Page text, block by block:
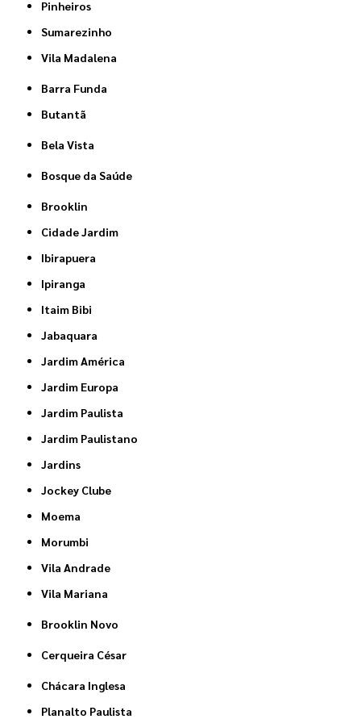
Pinheiros
Sumarezinho
Vila Madalena
Barra Funda
Butantã
Bela Vista
Bosque da Saúde
Brooklin
Cidade Jardim
Ibirapuera
Ipiranga
Itaim Bibi
Jabaquara
Jardim América
Jardim Europa
Jardim Paulista
Jardim Paulistano
Jardins
Jockey Clube
Moema
Morumbi
Vila Andrade
Vila Mariana
Brooklin Novo
Cerqueira César
Chácara Inglesa
Planalto Paulista